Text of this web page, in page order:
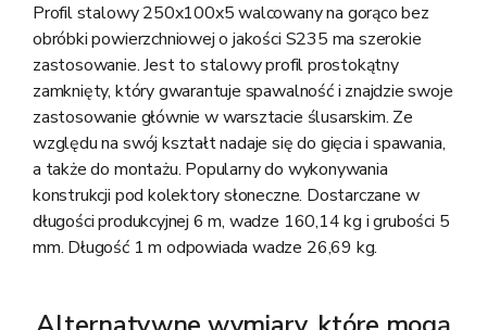
Profil stalowy 250x100x5 walcowany na gorąco bez
obróbki powierzchniowej o jakości S235 ma szerokie
zastosowanie. Jest to stalowy profil prostokątny
zamknięty, który gwarantuje spawalność i znajdzie swoje
zastosowanie głównie w warsztacie ślusarskim. Ze
względu na swój kształt nadaje się do gięcia i spawania,
a także do montażu. Popularny do wykonywania
konstrukcji pod kolektory słoneczne. Dostarczane w
długości produkcyjnej 6 m, wadze 160,14 kg i grubości 5
mm. Długość 1 m odpowiada wadze 26,69 kg.